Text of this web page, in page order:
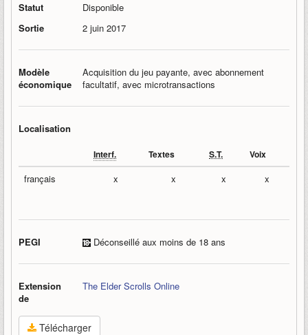
Statut
Disponible
Sortie
2 juin 2017
Modèle
économique
Acquisition du jeu payante, avec abonnement
facultatif, avec microtransactions
Localisation
Interf. Textes S.T. Voix
français x x x x
PEGI Déconseillé aux moins de 18 ans
Extension
de
The Elder Scrolls Online
Télécharger